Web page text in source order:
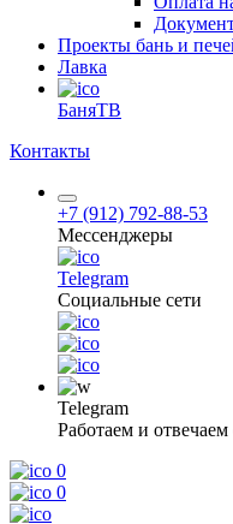
Проекты бань и
Лавка
БаняТВ
Контакты
+7 (912) 792-88-53
Мессенджеры
Telegram
Социальные сети
Telegram
Работаем и
0
0